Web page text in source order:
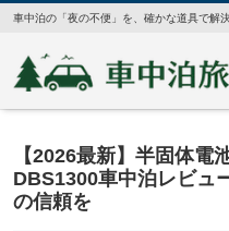
車中泊の「夜の不便」を、確かな道具で解
【2026最新】半固体
DBS1300車中泊レビュ
の信頼を